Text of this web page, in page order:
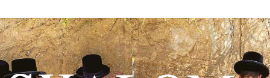
Hyppää
sisältöön